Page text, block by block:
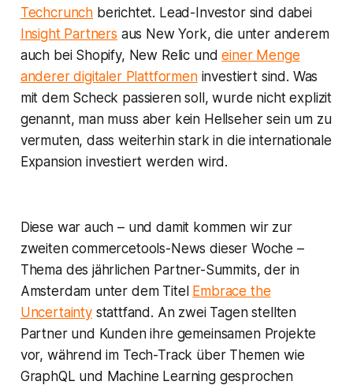
Techcrunch berichtet. Lead-Investor sind dabei
Insight Partners aus New York, die unter anderem
auch bei Shopify, New Relic undeiner Menge
anderer digitaler Plattformeninvestiert sind. Was
mit dem Scheck passieren soll, wurde nicht explizit
genannt, man muss aber kein Hellseher sein um zu
vermuten, dass weiterhin stark in die internationale
Expansion investiert werden wird.
Diese war auch – und damit kommen wir zur
zweiten commercetools-News dieser Woche –
Thema des jährlichen Partner-Summits, der in
Amsterdam unter dem Titel Embrace the
Uncertaintystattfand. An zwei Tagen stellten
Partner und Kunden ihre gemeinsamen Projekte
vor, während im Tech-Track über Themen wie
GraphQL und Machine Learning gesprochen